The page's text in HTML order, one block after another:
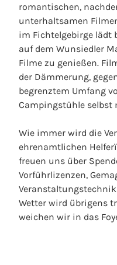
romantischen,
unterhaltsamen
im Fichtelgebirge lädt
auf dem Wunsiedler
Filme zu genießen.
der Dämmerung,
begrenztem Umfang
Campingstühle selbst
Wie immer wird die
ehrenamtlichen
freuen uns über
Vorführlizenzen,
Wetter wird übrigens
weichen wir in das